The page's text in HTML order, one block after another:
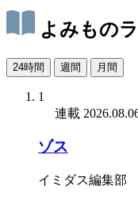
よみもの
24時間 週間 月間
1
連載
ゾス
イミダス編集部